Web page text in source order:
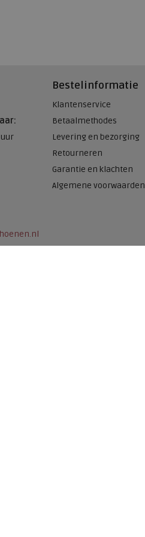
Bestelinformatie
Klantenservice
Betaalmethodes
Levering en bezorging
Retourneren
Garantie en klachten
Algemene voorwaarden